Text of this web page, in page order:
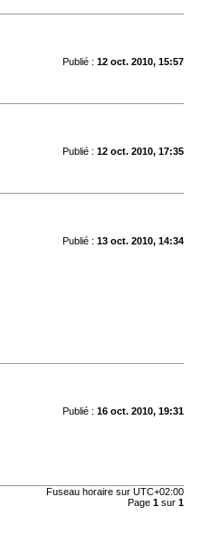
Publié : 12 oct. 2010, 15:57
Publié : 12 oct. 2010, 17:35
Publié : 13 oct. 2010, 14:34
Publié : 16 oct. 2010, 19:31
Fuseau horaire sur UTC+02:00
Page 1sur 1